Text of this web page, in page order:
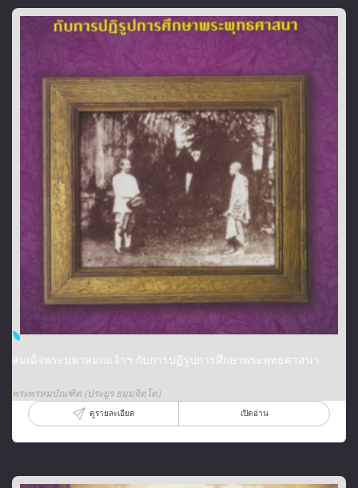
สมเด็จพระมหาสมณเจ้าฯ กับการปฏิรูปการศึกษาพระพุทธศาสนา
พระพรหมบัณฑิต (ประยูร ธมฺมจิตฺโต)
ดูรายละเอียด เปิดอ่าน